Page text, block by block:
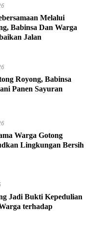
Melalui
Babinsa Dan Warga
Jalan
Royong, Babinsa
Panen Sayuran
Warga Gotong
Lingkungan Bersih
Jadi Bukti Kepedulian
terhadap